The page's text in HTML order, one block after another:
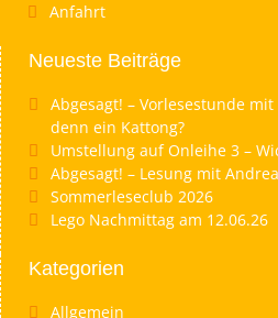
Anfahrt
Neueste Beiträge
Abgesagt! – Vorlesestunde
denn ein Kattong?
Umstellung auf Onleihe 3 –
Abgesagt! – Lesung mit
Sommerleseclub 2026
Lego Nachmittag am 12.06.26
Kategorien
Allgemein